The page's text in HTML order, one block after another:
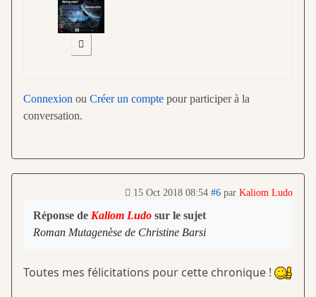
Connexion ou Créer un compte pour participer à la
conversation.
15 Oct 2018 08:54 #6 par Kaliom Ludo
Réponse de Kaliom Ludo sur le sujet
Roman Mutagenèse de Christine Barsi
Toutes mes félicitations pour cette chronique !